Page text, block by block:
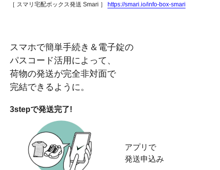
［ スマリ宅配ボックス発送 Smari ］ https://smari.io/info-box-smari
スマホで簡単手続き＆電子錠の
パスコード活用によって、
荷物の発送が完全非対面で
完結できるように。
3stepで発送完了!
アプリで
発送申込み